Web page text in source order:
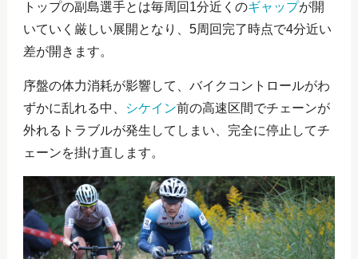
トップの副島選手とは毎周回1分近くのギャップが開
いていく厳しい展開となり、5周回完了時点で4分近い
差が開きます。
序盤の体力消耗が影響して、バイクコントロールがわ
ずかに乱れる中、
シケイン前の高速区間でチェーンが
外れるトラブルが発生してしまい、完全に停止してチ
ェーンを掛け直します。